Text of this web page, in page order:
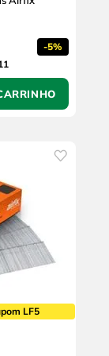
-5%
LF5